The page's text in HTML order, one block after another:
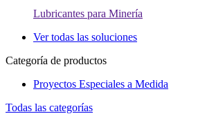
Lubricantes para Minería
Ver todas las soluciones
Categoría de productos
Proyectos Especiales a Medida
Todas las categorías